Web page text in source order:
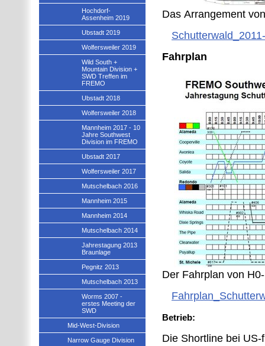
Das Arrangement
Fahrplan
Der Fahrplan von
Betrieb:
Die Shortline bei
Hochdorf-
Assenheim 2019
Ubstadt 2019
Wolfersweiler 2019
Wild South +
Mountain Division +
SWD Treffen im
FREMO
Ubstadt 2018
Wolfersweiler 2018
Mannheim 2017 - 10
Jahre Southwest
Division im FREMO
Ubstadt 2017
Wolfersweiler 2017
Mutschelbach 2016
Mannheim 2015
Mannheim 2014
Mutschelbach 2014
Jahrestagung 2013
Braunlage
Pegnitz 2013
Mutschelbach 2013
Worms 2007 -
erstes Meeting der
SWD
Mid-West-Division
Narrow Gauge Division